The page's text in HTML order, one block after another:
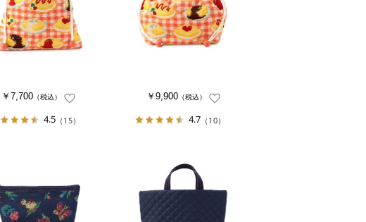
￥7,700（税込）
4.5 （15）
￥9,900（税込）
4.7 （10）